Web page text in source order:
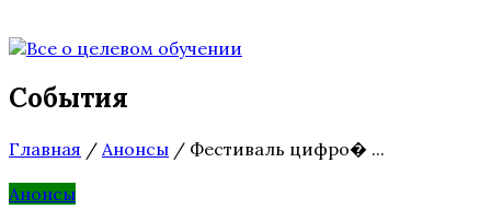
События
Главная / Анонсы / Фестиваль цифро� ...
Анонсы